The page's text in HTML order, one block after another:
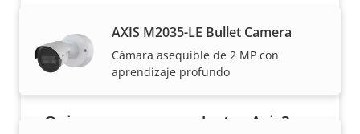
AXIS M2035-LE Bullet Camera
Cámara asequible de 2 MP con
aprendizaje profundo
¿Quiere comprar productos Axis?